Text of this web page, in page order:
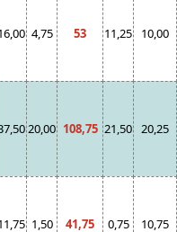
4,75 53 11,25 10,00
20,00 108,75 21,50 20,25
1,50 41,75 0,75 10,75